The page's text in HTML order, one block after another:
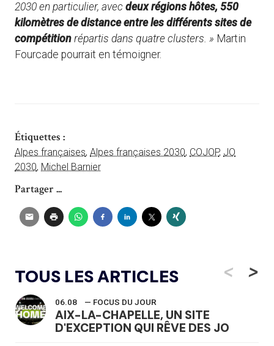
2030 en particulier, avec deux régions hôtes, 550
kilomètres de distance entre les différents sites de
compétition répartis dans quatre clusters. » Martin
Fourcade pourrait en témoigner.
Étiquettes :
Alpes françaises, Alpes françaises 2030, COJOP, JO
2030, Michel Barnier
Partager ...
TOUS LES ARTICLES <
06.08 — FOCUS DU JOUR
AIX-LA-CHAPELLE, UN SITE
D'EXCEPTION QUI RÊVE DES JO
>